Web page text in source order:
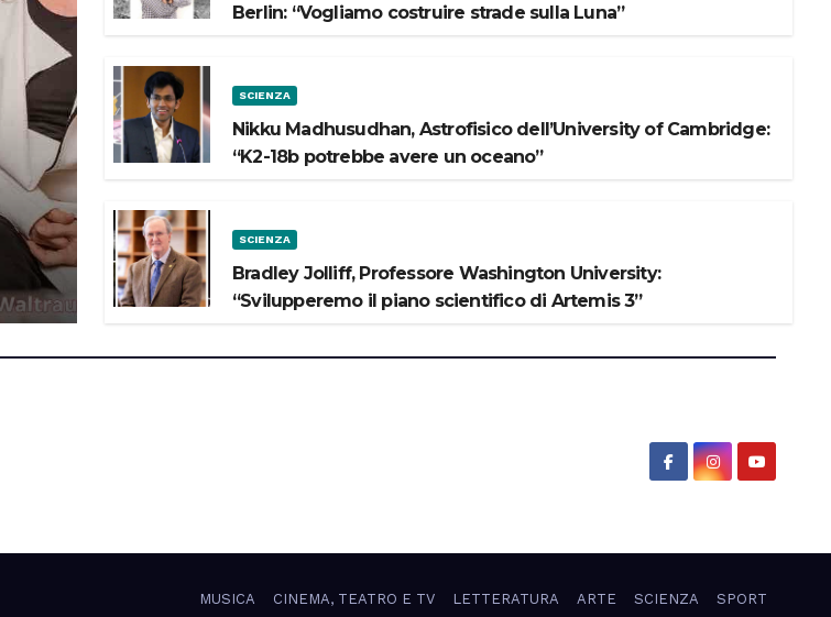
Berlin: “Vogliamo costruire strade sulla Luna”
SCIENZA
Nikku Madhusudhan, Astrofisico dell’University of Cambridge:
“K2-18b potrebbe avere un oceano”
SCIENZA
Bradley Jolliff, Professore Washington University:
“Svilupperemo il piano scientifico di Artemis 3”
MUSICA CINEMA, TEATRO E TV LETTERATURA ARTE SCIENZA SPORT